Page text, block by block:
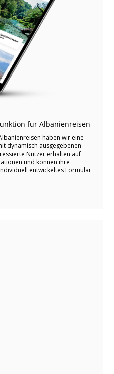
für Albanienreisen
haben wir eine
dynamisch ausgegebenen
Nutzer erhalten auf
und können ihre
entwickeltes Formular